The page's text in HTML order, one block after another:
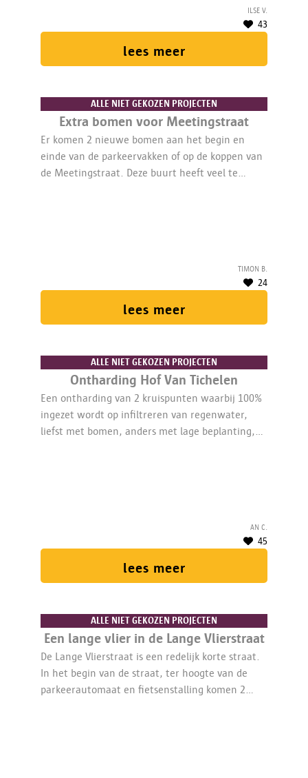
Ilse V.
43
lees meer
ALLE NIET GEKOZEN PROJECTEN
Extra bomen voor Meetingstraat
Er komen 2 nieuwe bomen aan het begin en
einde van de parkeervakken of op de koppen van
de Meetingstraat. Deze buurt heeft veel te
Timon B.
24
lees meer
ALLE NIET GEKOZEN PROJECTEN
Ontharding Hof Van Tichelen
Een ontharding van 2 kruispunten waarbij 100%
ingezet wordt op infiltreren van regenwater,
liefst met bomen, anders met lage beplanting,
An C.
45
lees meer
ALLE NIET GEKOZEN PROJECTEN
Een lange vlier in de Lange Vlierstraat
De Lange Vlierstraat is een redelijk korte straat.
In het begin van de straat, ter hoogte van de
parkeerautomaat en fietsenstalling komen 2